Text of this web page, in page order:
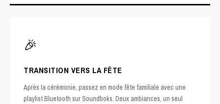
🎉
TRANSITION VERS LA FÊTE
Après la cérémonie, passez en mode fête familiale avec une
playlist Bluetooth sur Soundboks. Deux ambiances, un seul